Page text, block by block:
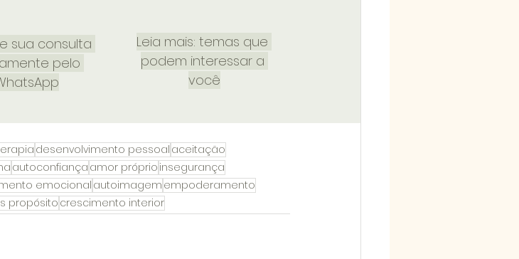
sua consulta
pelo
Leia mais: temas que
podem interessar a
você
desenvolvimento pessoal aceitação
autoconfiança amor próprio insegurança
emocional autoimagem empoderamento
propósitocrescimento interior